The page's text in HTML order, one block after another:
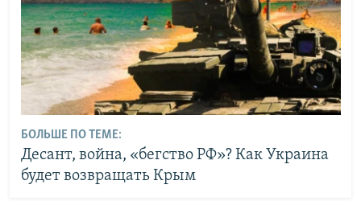
БОЛЬШЕ ПО ТЕМЕ:
Десант, война, «бегство РФ»? Как Украина
будет возвращать Крым